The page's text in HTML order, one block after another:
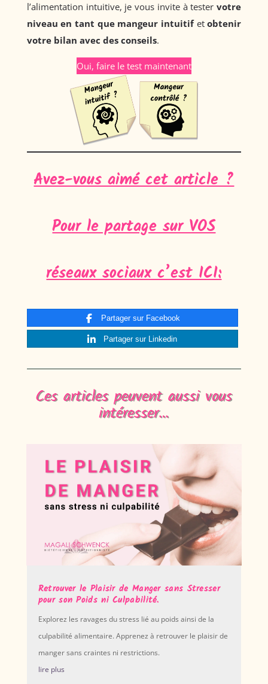
l’alimentation intuitive, je vous invite à testervotre
niveau en tant que mangeur intuitif etobtenir
votre bilan avec des conseils.
Oui, faire le test maintenant
Avez-vous aimé cet article ?
Pour le partage sur VOS
réseaux sociaux c’est ICI:
Partager sur Facebook
Partager sur Linkedin
Ces articles peuvent aussi vous
intéresser…
Retrouver le Plaisir de Manger sans Stresser
pour son Poids ni Culpabilité.
Explorez les ravages du stress lié au poids ainsi de la
culpabilité alimentaire. Apprenez à retrouver le plaisir de
manger sans craintes ni restrictions.
lire plus